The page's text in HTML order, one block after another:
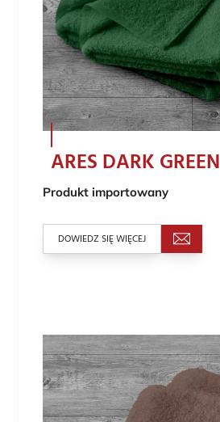
ARES DARK GREEN
Produkt importowany
DOWIEDZ SIĘ WIĘCEJ